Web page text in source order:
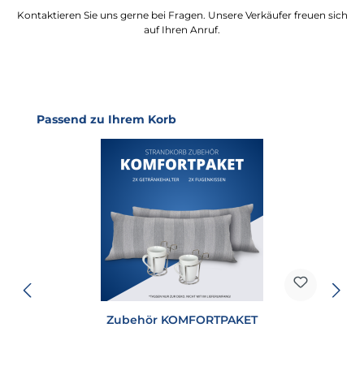
Kontaktieren Sie uns gerne bei Fragen. Unsere Verkäufer freuen sich
auf Ihren Anruf.
Produktgalerie überspringen
Passend zu Ihrem Korb
Zubehör KOMFORTPAKET